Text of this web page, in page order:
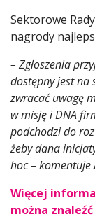
Sektorowe
nagrody
– Zgłoszenia
dostępny jest na
zwracać uwagę
w misję i DNA
podchodzi do
żeby dana
hoc – komentuje
Więcej
można